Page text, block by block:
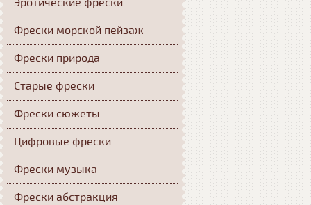
Эротические фрески
Фрески морской пейзаж
Фрески природа
Старые фрески
Фрески сюжеты
Цифровые фрески
Фрески музыка
Фрески абстракция